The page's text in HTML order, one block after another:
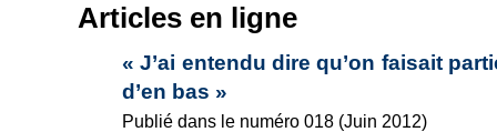
Articles en ligne
« J’ai entendu dire qu’on faisait
d’en bas »
Publié dans le numéro 018 (Juin 2012)